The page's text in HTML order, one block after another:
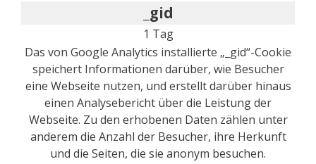
_gid
1 Tag
Das von Google Analytics installierte „_gid“-Cookie
speichert Informationen darüber, wie Besucher
eine Webseite nutzen, und erstellt darüber hinaus
einen Analysebericht über die Leistung der
Webseite. Zu den erhobenen Daten zählen unter
anderem die Anzahl der Besucher, ihre Herkunft
und die Seiten, die sie anonym besuchen.